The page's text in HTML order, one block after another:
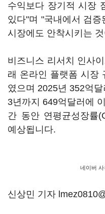
수익보다 장기적 시장
있다"며 "국내에서 검
시장에도 안착시키는
비즈니스 리서치 인사
래 온라인 플랫폼 시장
였으며 2025년 352억
3년까지 649억달러에
간 동안 연평균성장률
예상됩니다.
네이버
신상민 기자